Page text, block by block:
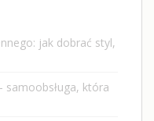
jak dobrać styl,
samoobsługa, która